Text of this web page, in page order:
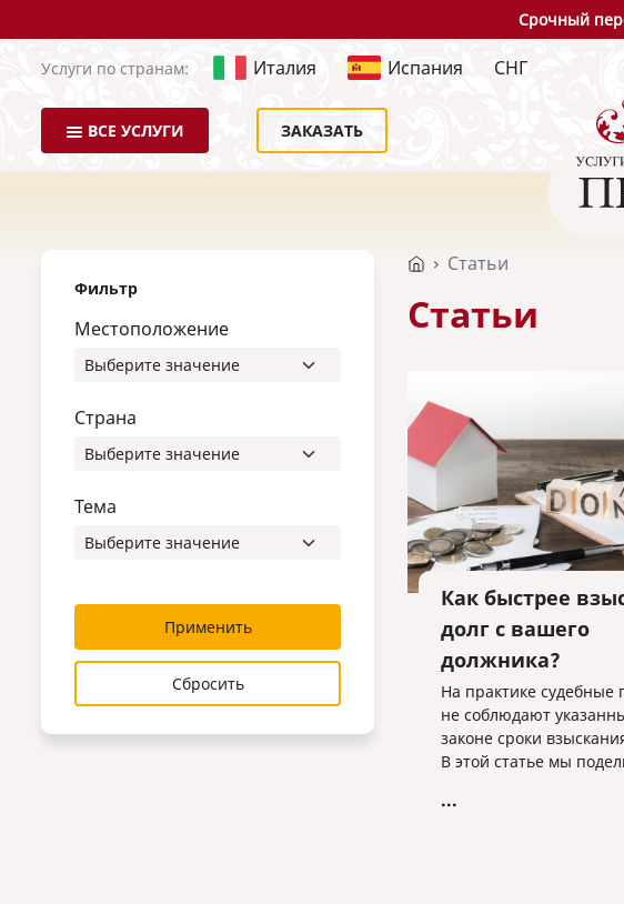
Срочный
Услуги по странам: Италия Испания СНГ
ВСЕ УСЛУГИ ЗАКАЗАТЬ
Фильтр
Местоположение
Страна
Тема
Применить
Сбросить
Статьи
Статьи
Как быстрее
долг с вашего
должника?
На практике судебные
не соблюдают
законе сроки
В этой статье мы
взаимодействия с
...